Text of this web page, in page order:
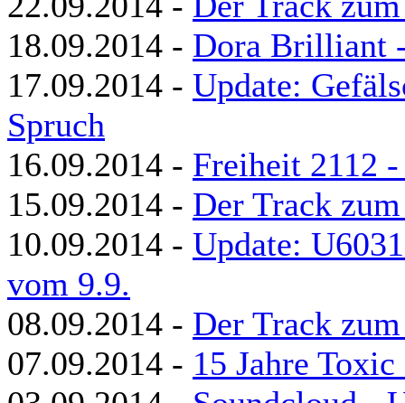
18.09.2014 - Dora Brilliant
17.09.2014 - Update:
Spruch
16.09.2014 - Freiheit 2112
15.09.2014 - Der Track
10.09.2014 - Update:
vom 9.9.
08.09.2014 - Der Track
07.09.2014 - 15 Jahre